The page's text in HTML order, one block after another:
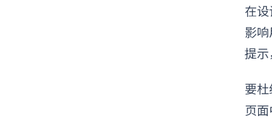
在
影
提
要
页